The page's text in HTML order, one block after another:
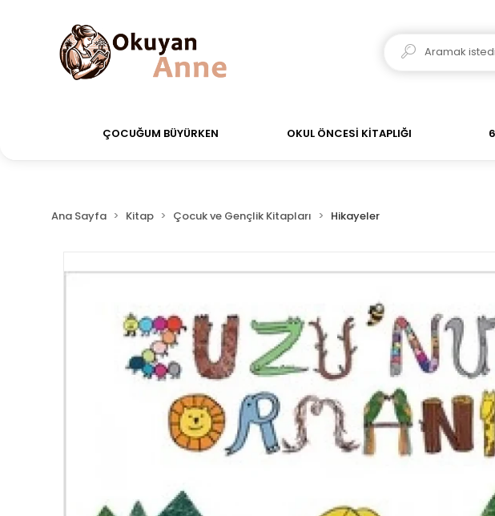
siparişler Aynı Gün Kargo! Saat 11:00'a kadar verdiğiniz
ÇOCUĞUM BÜYÜRKEN OKUL ÖNCESİ KİTAPLIĞI
Ana Sayfa Kitap Çocuk ve Gençlik Kitapları Hikayeler